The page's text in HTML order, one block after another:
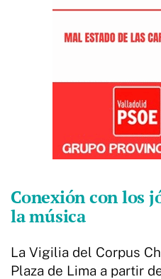
Conexión con los
la música
La Vigilia del Corpus
Plaza de Lima a partir